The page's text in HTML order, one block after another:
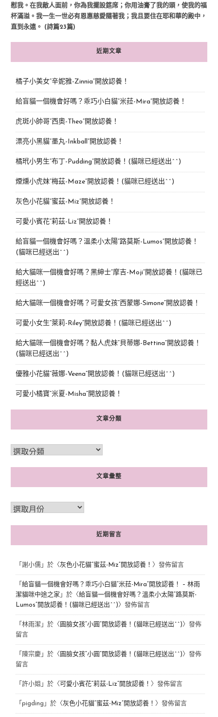
慰我。在我敵人面前，你為我擺設筵席；你用油膏了我的頭，使我的福
杯滿溢。我一生一世必有恩惠慈愛隨著我；我且要住在耶和華的殿中，
直到永遠。 (詩篇23篇)
近期文章
橘子小美女“辛妮雅-Zinnia”開放認養！
給盲貓一個機會好嗎？乖巧小白貓“米菈-Mira”開放認養！
虎斑小帥哥“西奧-Theo”開放認養！
漂亮小黑貓“墨丸-Inkball”開放認養！
橘玳小男生“布丁-Pudding”開放認養！(貓咪已經送出^^)
煙燻小虎妹“梅茲-Maze”開放認養！(貓咪已經送出^^)
灰色小花貓“蜜茲-Miz”開放認養！
可愛小賓花“莉茲-Liz”開放認養！
給盲貓一個機會好嗎？溫柔小太陽“路莫斯-Lumos”開放認養！
(貓咪已經送出^^)
給大貓咪一個機會好嗎？黑紳士“摩吉-Moji”開放認養！(貓咪已
經送出^^)
給大貓咪一個機會好嗎？可愛女孩“西蒙娜-Simone“開放認養！
可愛小女生“萊莉-Riley”開放認養！(貓咪已經送出^^)
給大貓咪一個機會好嗎？黏人虎妹“貝蒂娜-Bettina”開放認養！
(貓咪已經送出^^)
優雅小花貓“薇娜-Veena”開放認養！(貓咪已經送出^^)
可愛小橘寶”米夏-Misha”開放認養！
文章分類
文章彙整
近期留言
「 謝小儒」於〈 灰色小花貓“蜜茲-Miz”開放認養！ 〉發佈留言
「 給盲貓一個機會好嗎？乖巧小白貓“米菈-Mira”開放認養！ – 林雨
潔貓咪中途之家 」於〈給盲貓一個機會好嗎？溫柔小太陽“路莫斯-
Lumos”開放認養！(貓咪已經送出^^) 〉發佈留言
「 林雨潔 」於〈 圓臉女孩“小圓”開放認養！(貓咪已經送出^^) 〉發佈
留言
「 陳宗慶」於〈 圓臉女孩“小圓”開放認養！(貓咪已經送出^^) 〉發佈
留言
「 許小姐 」於〈 可愛小賓花“莉茲-Liz”開放認養！ 〉發佈留言
「 pigding 」於〈 灰色小花貓“蜜茲-Miz”開放認養！ 〉發佈留言